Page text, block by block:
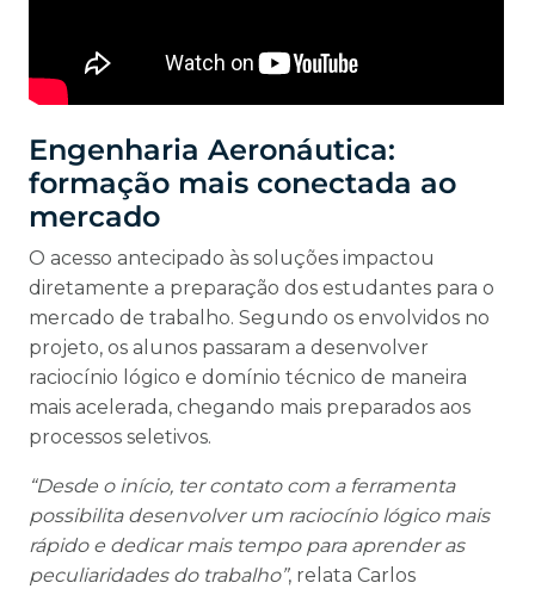
Engenharia Aeronáutica:
formação mais conectada ao
mercado
O acesso antecipado às soluções impactou
diretamente a preparação dos estudantes para o
mercado de trabalho. Segundo os envolvidos no
projeto, os alunos passaram a desenvolver
raciocínio lógico e domínio técnico de maneira
mais acelerada, chegando mais preparados aos
processos seletivos.
“Desde o início, ter contato com a ferramenta
possibilita desenvolver um raciocínio lógico mais
rápido e dedicar mais tempo para aprender as
peculiaridades do trabalho”, relata Carlos